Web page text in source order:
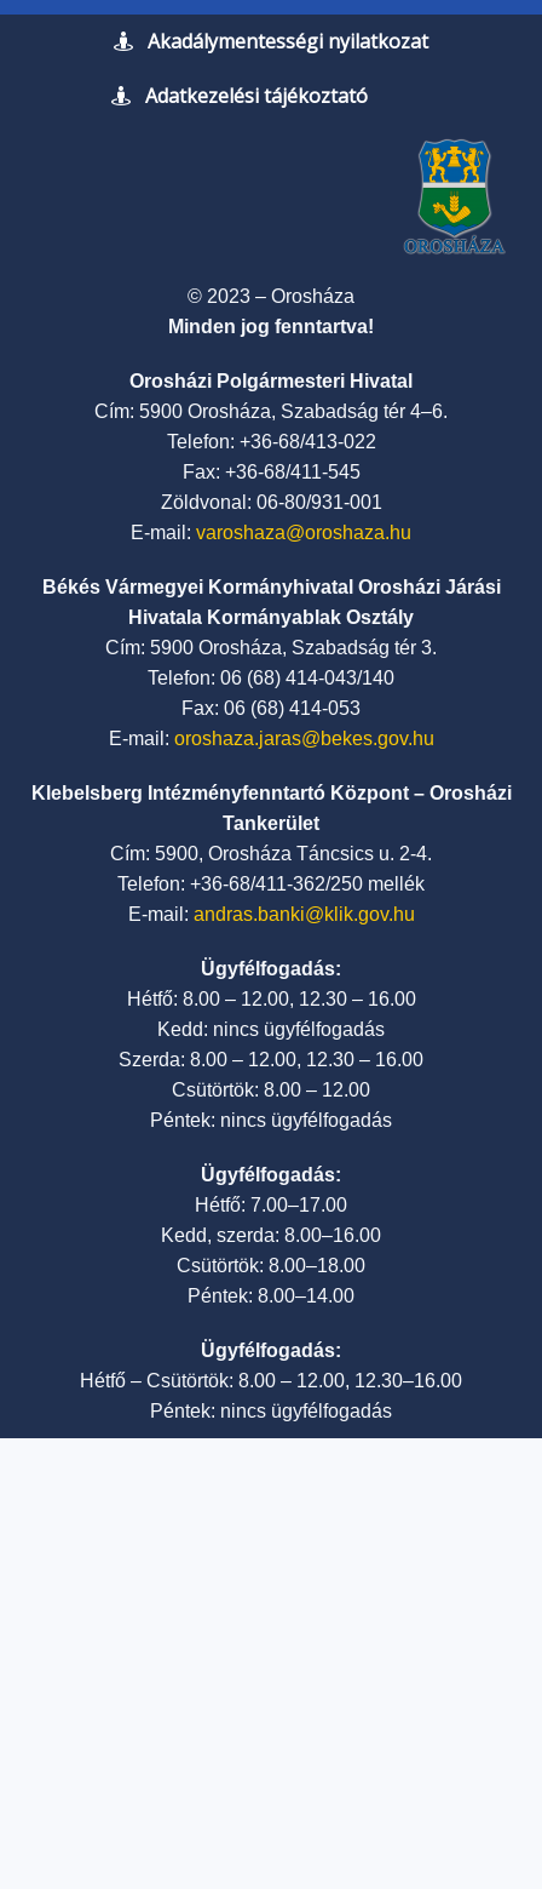
Akadálymentességi nyilatkozat
Adatkezelési tájékoztató
© 2023 – Orosháza
Minden jog fenntartva!
Orosházi Polgármesteri Hivatal
Cím: 5900 Orosháza, Szabadság tér 4–6.
Telefon: +36-68/413-022
Fax: +36-68/411-545
Zöldvonal: 06-80/931-001
E-mail: varoshaza@oroshaza.hu
Békés Vármegyei Kormányhivatal Orosházi Járási
Hivatala Kormányablak Osztály
Cím: 5900 Orosháza, Szabadság tér 3.
Telefon: 06 (68) 414-043/140
Fax: 06 (68) 414-053
E-mail: oroshaza.jaras@bekes.gov.hu
Klebelsberg Intézményfenntartó Központ – Orosházi
Tankerület
Cím: 5900, Orosháza Táncsics u. 2-4.
Telefon: +36-68/411-362/250 mellék
E-mail: andras.banki@klik.gov.hu
Ügyfélfogadás:
Hétfő: 8.00 – 12.00, 12.30 – 16.00
Kedd: nincs ügyfélfogadás
Szerda: 8.00 – 12.00, 12.30 – 16.00
Csütörtök: 8.00 – 12.00
Péntek: nincs ügyfélfogadás
Ügyfélfogadás:
Hétfő: 7.00–17.00
Kedd, szerda: 8.00–16.00
Csütörtök: 8.00–18.00
Péntek: 8.00–14.00
Ügyfélfogadás:
Hétfő – Csütörtök: 8.00 – 12.00, 12.30–16.00
Péntek: nincs ügyfélfogadás